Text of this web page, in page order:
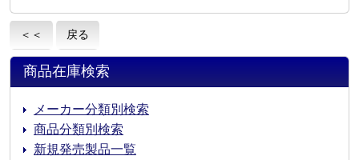
＜＜ 戻る
商品在庫検索
メーカー分類別検索
商品分類別検索
新規発売製品一覧